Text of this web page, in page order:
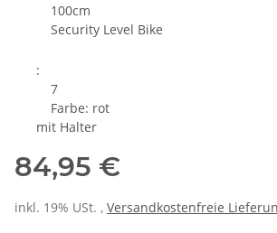
100cm
Security Level Bike
:
7
Farbe: rot
mit Halter
84,95 €
inkl. 19% USt. , Versandkostenfreie